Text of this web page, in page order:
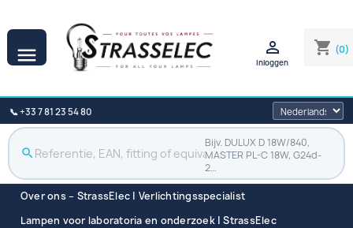
 shopping_cart (0)

Inloggen
📞 +33 7 81 23 54 80
search
Bijv. DULUX D 18W/840,
MASTER PL-C 18W, G24d-
2…
Over ons – StrassElec | Verlichtingsspecialist
Lampen voor laboratoria en onderzoek | StrassElec